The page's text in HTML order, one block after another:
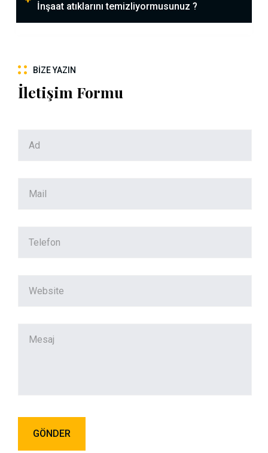
İnşaat atıklarını temizliyormusunuz ?
BIZE YAZIN
İletişim Formu